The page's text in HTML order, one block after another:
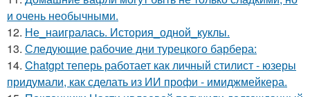
и очень необычными.
12. Не_наигралась. История_одной_куклы.
13. Следующие рабочие дни турецкого барбера:
14. Chatgpt теперь работает как личный стилист - юзеры
придумали, как сделать из ИИ профи - имиджмейкера.